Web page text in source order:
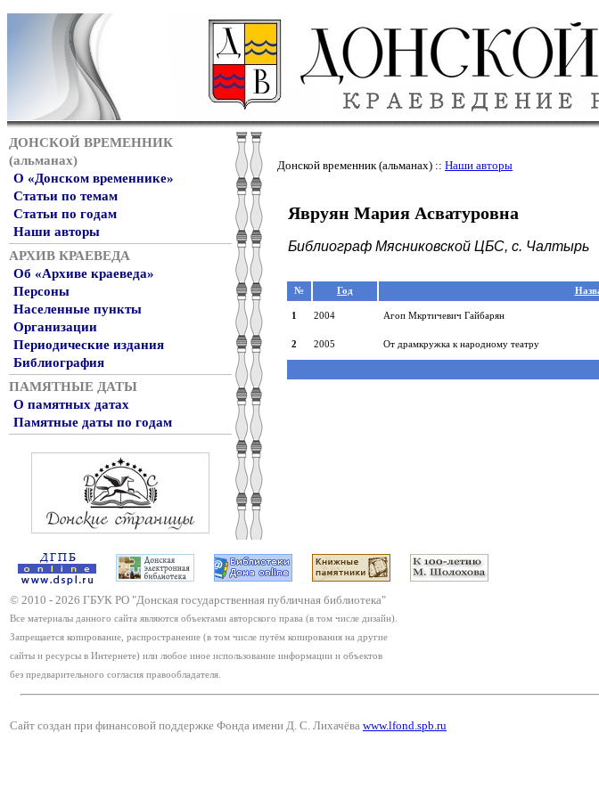
ДОНСКОЙ ВРЕМЕННИК
(альманах)
О «Донском временнике»
Статьи по темам
Статьи по годам
Наши авторы
АРХИВ КРАЕВЕДА
Об «Архиве краеведа»
Персоны
Населенные пункты
Организации
Периодические издания
Библиография
ПАМЯТНЫЕ ДАТЫ
О памятных датах
Памятные даты по годам
Донской временник (альманах) :: Наши авторы
Явруян Мария Асватуровна
Библиограф Мясниковской ЦБС, с. Чалтырь
№ Год
1 2004 Агоп Мкртичевич Гайбарян
2 2005 От драмкружка к народному театру
© 2010 - 2026 ГБУК РО "Донская государственная публичная библиотека"
Все материалы данного сайта являются объектами авторского права (в том числе дизайн).
Запрещается копирование, распространение (в том числе путём копирования на другие
сайты и ресурсы в Интернете) или любое иное использование информации и объектов
без предварительного согласия правообладателя.
Сайт создан при финансовой поддержке Фонда имени Д. С. Лихачёва www.lfond.spb.ru